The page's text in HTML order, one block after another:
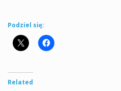
Podziel się:
Related